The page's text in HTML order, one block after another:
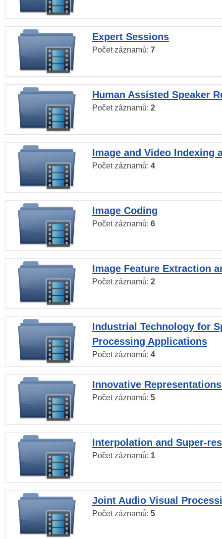
Expert Sessions
Počet záznamů: 7
Human Assisted Speaker
Počet záznamů: 2
Image and Video Indexing
Počet záznamů: 4
Image Coding
Počet záznamů: 6
Image Feature Extraction
Počet záznamů: 2
Industrial Technology for
Processing Applications
Počet záznamů: 4
Innovative
Počet záznamů: 5
Interpolation and Super-
Počet záznamů: 1
Joint Audio Visual
Počet záznamů: 5